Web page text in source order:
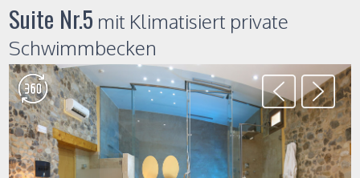
Suite Nr.5 mit Klimatisiert private
Schwimmbecken